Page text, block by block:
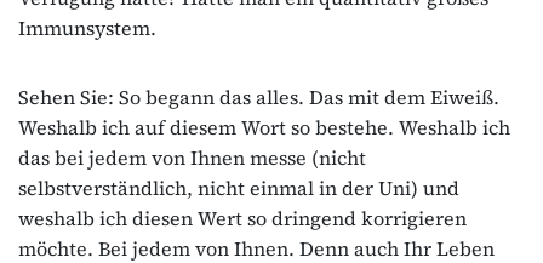
Immunsystem.
Sehen Sie: So begann das alles. Das mit dem Eiweiß.
Weshalb ich auf diesem Wort so bestehe. Weshalb ich
das bei jedem von Ihnen messe (nicht
selbstverständlich, nicht einmal in der Uni) und
weshalb ich diesen Wert so dringend korrigieren
möchte. Bei jedem von Ihnen. Denn auch Ihr Leben